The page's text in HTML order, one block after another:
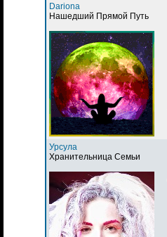
Dariona
Нашедший Прямой Путь
Урсула
Хранительница Семьи